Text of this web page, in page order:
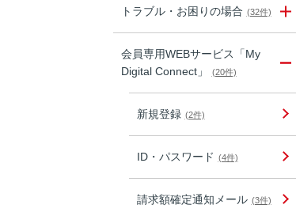
トラブル・お困りの場合 (32件)
会員専用WEBサービス「My
Digital Connect」
(20件)
新規登録 (2件)
ID・パスワード (4件)
請求額確定通知メール (3件)